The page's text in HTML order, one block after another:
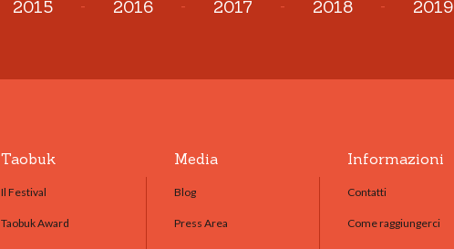
2015 - 2016 - 2017 - 2018 - 2019
Taobuk
Il Festival
Taobuk Award
Media
Blog
Press Area
Informazioni
Contatti
Come raggiungerci